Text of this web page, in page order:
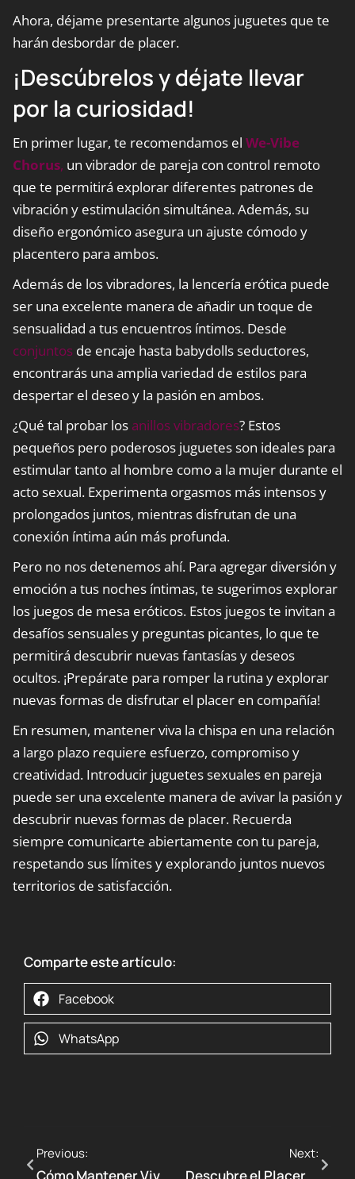
Ahora, déjame presentarte algunos juguetes que te
harán desbordar de placer.
¡Descúbrelos y déjate llevar
por la curiosidad!
En primer lugar, te recomendamos el We-Vibe
Chorus, un vibrador de pareja con control remoto
que te permitirá explorar diferentes patrones de
vibración y estimulación simultánea. Además, su
diseño ergonómico asegura un ajuste cómodo y
placentero para ambos.
Además de los vibradores, la lencería erótica puede
ser una excelente manera de añadir un toque de
sensualidad a tus encuentros íntimos. Desde
conjuntos de encaje hasta babydolls seductores,
encontrarás una amplia variedad de estilos para
despertar el deseo y la pasión en ambos.
¿Qué tal probar los anillos vibradores? Estos
pequeños pero poderosos juguetes son ideales para
estimular tanto al hombre como a la mujer durante el
acto sexual. Experimenta orgasmos más intensos y
prolongados juntos, mientras disfrutan de una
conexión íntima aún más profunda.
Pero no nos detenemos ahí. Para agregar diversión y
emoción a tus noches íntimas, te sugerimos explorar
los juegos de mesa eróticos. Estos juegos te invitan a
desafíos sensuales y preguntas picantes, lo que te
permitirá descubrir nuevas fantasías y deseos
ocultos. ¡Prepárate para romper la rutina y explorar
nuevas formas de disfrutar el placer en compañía!
En resumen, mantener viva la chispa en una relación
a largo plazo requiere esfuerzo, compromiso y
creatividad. Introducir juguetes sexuales en pareja
puede ser una excelente manera de avivar la pasión y
descubrir nuevas formas de placer. Recuerda
siempre comunicarte abiertamente con tu pareja,
respetando sus límites y explorando juntos nuevos
territorios de satisfacción.
Comparte este artículo:
Facebook
WhatsApp
Previous:
Cómo Mantener Viva La Chispa
Next: